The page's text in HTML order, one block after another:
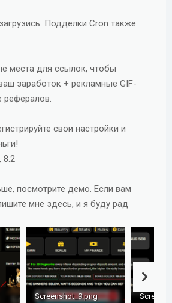
Подделки Cron также
места для ссылок, чтобы
заработок + рекламные GIF-
рефералов.
свои настройки и
8.2
посмотрите демо. Если вам
мне здесь, и я буду рад
Screenshot_9.png